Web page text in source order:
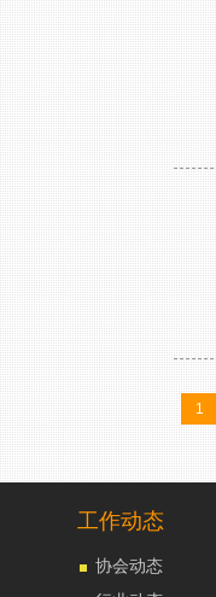
1
工作动态
协会动态